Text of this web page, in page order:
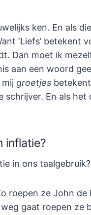
ken. En als
‘Liefs’ betekent
Dan moet ik
aan een woord
groetjes
En als het
inflatie?
in ons
roepen ze John
weg gaat roepen ze